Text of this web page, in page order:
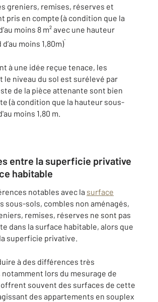
greniers, remises, réserves et
pris en compte (à condition que la
moins 8 m² avec une hauteur
moins 1,80m)
.
à une idée reçue tenace, les
le niveau du sol est surélevé par
de la pièce attenante sont bien
(à condition que la hauteur sous-
moins 1,80 m.
entre la superficie privative
habitable
notables avec la surface
sous-sols, combles non aménagés,
remises, réserves ne sont pas
dans la surface habitable, alors que
superficie privative.
à des différences très
lors du mesurage de
offrent souvent des surfaces de cette
des appartements en souplex